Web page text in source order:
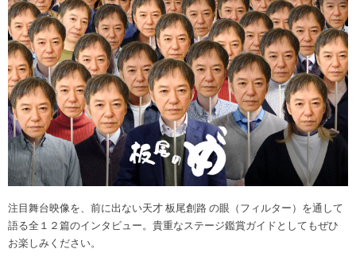
注目舞台映像を、前に出ない天才 板尾創路 の眼（フィルター）を通して
語る全１２篇のインタビュー。貴重なステージ鑑賞ガイドとしてもぜひ
お楽しみください。